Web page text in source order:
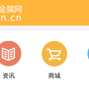
资讯 商城